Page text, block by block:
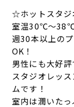
☆ホットスタ
室温30℃～
週30本以上の
OK！
男性にも大好評
スタジオレッ
ムです！
室内は潤いた